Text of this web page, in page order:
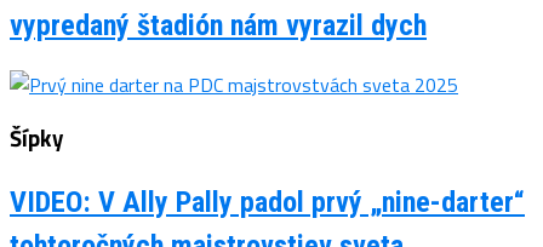
vypredaný štadión nám vyrazil dych
Šípky
VIDEO: V Ally Pally padol prvý „nine-darter“